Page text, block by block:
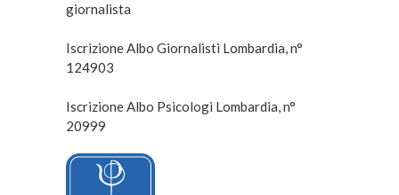
giornalista
Iscrizione Albo Giornalisti Lombardia, n°
124903
Iscrizione Albo Psicologi Lombardia, n°
20999